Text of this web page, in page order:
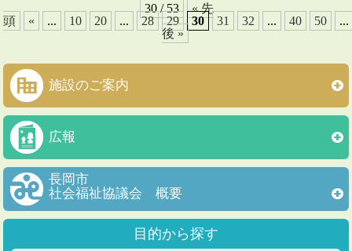
30 / 53
« 先
頭
« ... 10 20 ... 28 29 30 31 32 ... 40 50
...
後 »
施設のご案内
広報
長岡市
社会福祉協議会 概要
目的から探す